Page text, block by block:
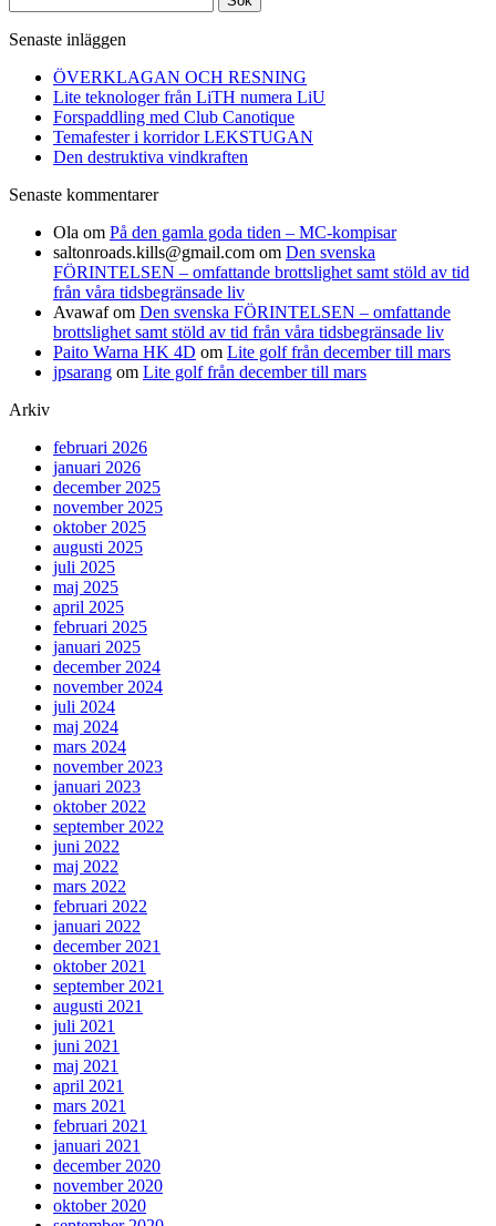
efter:
Senaste inläggen
ÖVERKLAGAN OCH RESNING
Lite teknologer från LiTH numera LiU
Forspaddling med Club Canotique
Temafester i korridor LEKSTUGAN
Den destruktiva vindkraften
Senaste kommentarer
Ola om På den gamla goda tiden – MC-kompisar
saltonroads.kills@gmail.com om Den svenska
FÖRINTELSEN – omfattande brottslighet samt stöld av tid
från våra tidsbegränsade liv
Avawafom Den svenska FÖRINTELSEN – omfattande
brottslighet samt stöld av tid från våra tidsbegränsade liv
Paito Warna HK 4D om Lite golf från december till mars
jpsarang om Lite golf från december till mars
Arkiv
februari 2026
januari 2026
december 2025
november 2025
oktober 2025
augusti 2025
juli 2025
maj 2025
april 2025
februari 2025
januari 2025
december 2024
november 2024
juli 2024
maj 2024
mars 2024
november 2023
januari 2023
oktober 2022
september 2022
juni 2022
maj 2022
mars 2022
februari 2022
januari 2022
december 2021
oktober 2021
september 2021
augusti 2021
juli 2021
juni 2021
maj 2021
april 2021
mars 2021
februari 2021
januari 2021
december 2020
november 2020
oktober 2020